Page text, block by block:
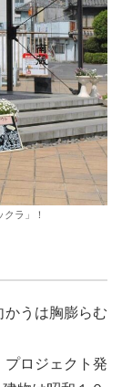
ラ」！
うは胸膨らむ
ロジェクト発